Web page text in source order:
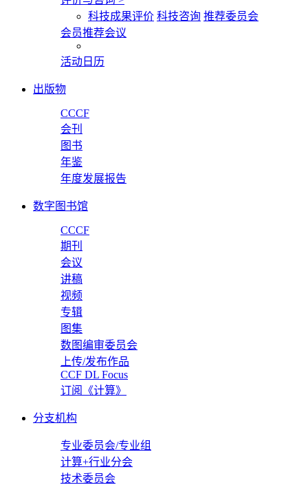
科技成果评价 科技咨询 推荐委员会
会员推荐会议
活动日历
出版物
CCCF
会刊
图书
年鉴
年度发展报告
数字图书馆
CCCF
期刊
会议
讲稿
视频
专辑
图集
数图编审委员会
上传/发布作品
CCF DL Focus
订阅《计算》
分支机构
专业委员会/专业组
计算+行业分会
技术委员会